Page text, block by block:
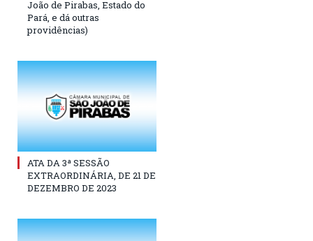
João de Pirabas, Estado do
Pará, e dá outras
providências)
ATA DA 3ª SESSÃO
EXTRAORDINÁRIA, DE 21 DE
DEZEMBRO DE 2023